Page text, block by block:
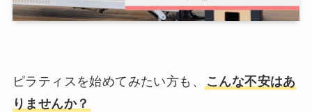
ピラティスを始めてみたい方も、
こんな不安はあ
りませんか？